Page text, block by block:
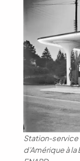
Station-service
d’Amérique à